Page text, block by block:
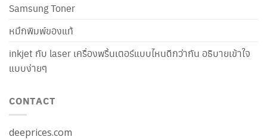
Samsung Toner
หมึกพิมพ์ของแท้
inkjet กับ laser เครื่องพริ้นเตอร์แบบไหนดีกว่ากัน อธิบายเข้าใจ
แบบง่ายๆ
CONTACT
deeprices.com